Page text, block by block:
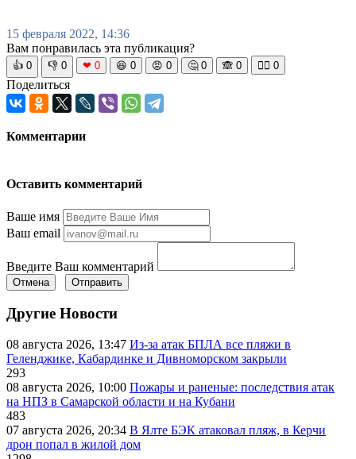
15 февраля 2022, 14:36
Вам понравилась эта публикация?
👍 0 👎 0 ❤ 0 😆 0 😡 0 🤔 0 🙈 0 🧘‍♀️ 0
Поделиться
Комментарии
Оставить комментарий
Ваше имя
Ваш email
Введите Ваш комментарий
Отмена Отправить
Другие Новости
08 августа 2026, 13:47 Из-за атак БПЛА все пляжи в
Геленджике, Кабардинке и Дивноморском закрыли
293
08 августа 2026, 10:00 Пожары и раненые: последствия атак
на НПЗ в Самарской области и на Кубани
483
07 августа 2026, 20:34 В Ялте БЭК атаковал пляж, в Керчи
дрон попал в жилой дом